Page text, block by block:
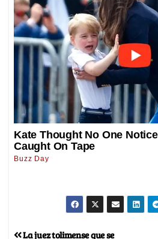
La juez tolimense que se